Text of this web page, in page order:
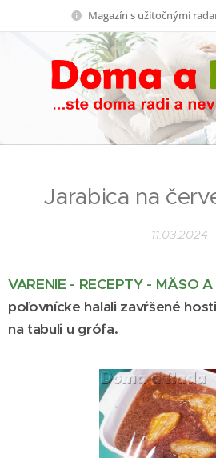
Magazín s užitočnými
Jarabica na
11.03.2024
VARENIE - RECEPTY - MÄSO A
poľovnícke halali zavŕšené
na tabuli u grófa.